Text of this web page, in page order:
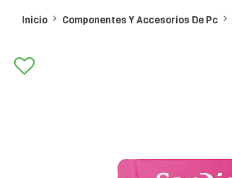
Inicio Componentes Y Accesorios De Pc